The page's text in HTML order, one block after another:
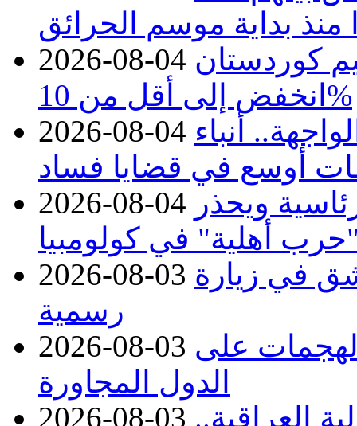
منذ بداية موسم الحرائق
2026-08-04 كوردستان
انخفض إلى أقل من 10%
2026-08-04 أنباء
أوسع في قضايا فساد
2026-08-04 ويحذر
أهلية" في كولومبيا
2026-08-03 في زيارة
رسمية
2026-08-03 على
الدول المجاورة
2026-08-03 العراقية..